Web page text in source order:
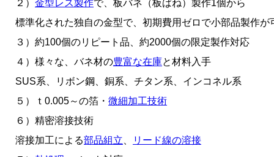
２） 金型レス製作で、板バネ（板ばね）製作1個から
標準化された独自の金型で、初期費用ゼロで小部品製作が
３）約100個のリピート品、約2000個の限定製作対応
４）様々な、バネ材の豊富な在庫と材料入手
SUS系、リボン鋼、銅系、チタン系、インコネル系
５）ｔ0.005～の箔・ 微細加工技術
６）精密溶接技術
溶接加工による部品組立
リード線の溶接